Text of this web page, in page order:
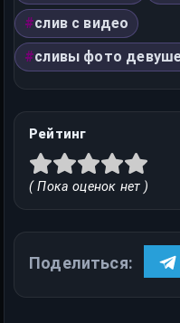
слив с видео
сливы фото
Рейтинг
( Пока оценок нет )
Поделиться: